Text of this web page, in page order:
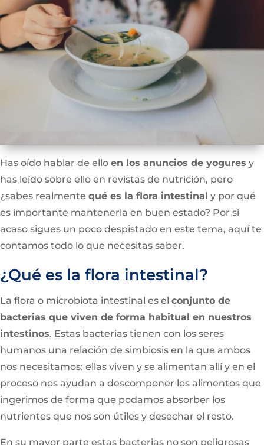
Has oído hablar de ello en los anuncios de yogures y
has leído sobre ello en revistas de nutrición, pero
¿sabes realmente qué es la flora intestinal y por qué
es importante mantenerla en buen estado? Por si
acaso sigues un poco despistado en este tema, aquí te
contamos todo lo que necesitas saber.
¿Qué es la flora intestinal?
La flora o microbiota intestinal es el conjunto de
bacterias que viven de forma habitual en nuestros
intestinos. Estas bacterias tienen con los seres
humanos una relación de simbiosis en la que ambos
nos necesitamos: ellas viven y se alimentan allí y en el
proceso nos ayudan a descomponer los alimentos que
ingerimos de forma que podamos absorber los
nutrientes que nos son útiles y desechar el resto.
En su mayor parte estas bacterias no son peligrosas